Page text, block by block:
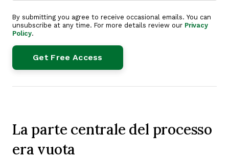
By submitting you agree to receive occasional emails. You can
unsubscribe at any time. For more details review our Privacy
Policy.
La parte centrale del processo
era vuota